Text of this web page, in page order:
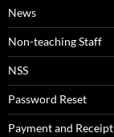
News
Non-teaching Staff
NSS
Password Reset
Payment and Receipt